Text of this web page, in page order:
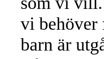
vi behöver
barn är